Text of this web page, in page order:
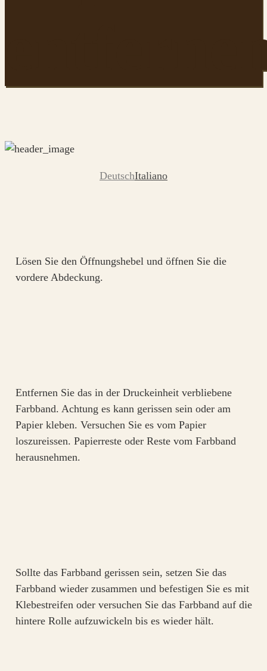
DeutschItaliano
Lösen Sie den Öffnungshebel und öffnen Sie die
vordere Abdeckung.
Entfernen Sie das in der Druckeinheit verbliebene
Farbband. Achtung es kann gerissen sein oder am
Papier kleben. Versuchen Sie es vom Papier
loszureissen. Papierreste oder Reste vom Farbband
herausnehmen.
Sollte das Farbband gerissen sein, setzen Sie das
Farbband wieder zusammen und befestigen Sie es mit
Klebestreifen oder versuchen Sie das Farbband auf die
hintere Rolle aufzuwickeln bis es wieder hält.